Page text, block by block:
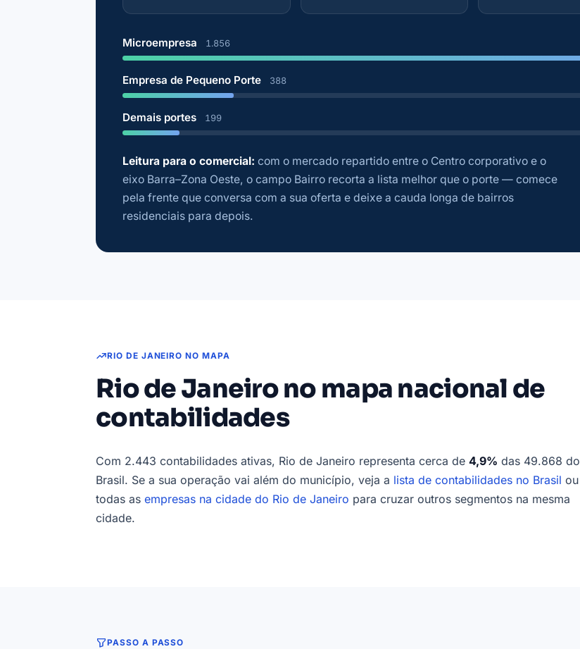
Microempresa 1.856
Empresa de Pequeno Porte 388
Demais portes 199
Leitura para o comercial: com o mercado repartido entre o Centro corporativo e o
eixo Barra–Zona Oeste, o campo Bairro recorta a lista melhor que o porte — comece
pela frente que conversa com a sua oferta e deixe a cauda longa de bairros
residenciais para depois.
RIO DE JANEIRO NO MAPA
Rio de Janeiro no mapa nacional de
contabilidades
Com 2.443 contabilidades ativas, Rio de Janeiro representa cerca de 4,9% das 49.868 do
Brasil. Se a sua operação vai além do município, veja a lista de contabilidades no Brasil ou
todas as empresas na cidade do Rio de Janeiro para cruzar outros segmentos na mesma
cidade.
PASSO A PASSO